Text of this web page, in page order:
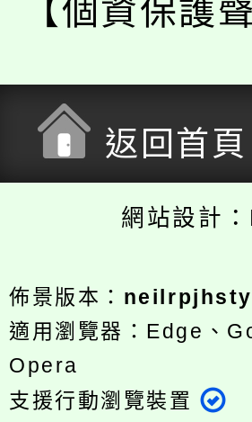
【個資保護
返回首頁
網站設計
佈景版本：
適用瀏覽器：Edge、
Opera
支援行動瀏覽裝置